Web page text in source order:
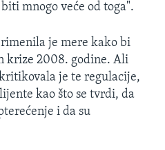
mnogo veće od toga".
je mere kako bi
krize 2008. godine. Ali
je te regulacije,
kao što se tvrdi, da
i da su